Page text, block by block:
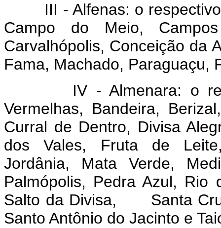
III - Alfenas: o respectivo
Campo do Meio,
Carvalhópolis, Conceição da
Fama, Machado, Paraguaçu,
IV - Almenara: o
Vermelhas, Bandeira,
Curral de Dentro, Divisa
dos Vales, Fruta de
Jordânia, Mata Verde,
Palmópolis, Pedra Azul, Rio
Salto da Divisa, Santa
Santo Antônio do Jacinto e